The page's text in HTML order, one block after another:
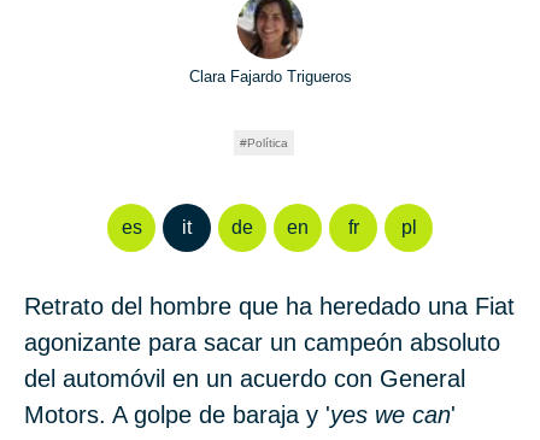
Clara Fajardo Trigueros
Política
es it de en fr pl
Retrato del hombre que ha heredado una Fiat
agonizante para sacar un campeón absoluto
del automóvil en un acuerdo con General
Motors. A golpe de baraja y 'yes we can'